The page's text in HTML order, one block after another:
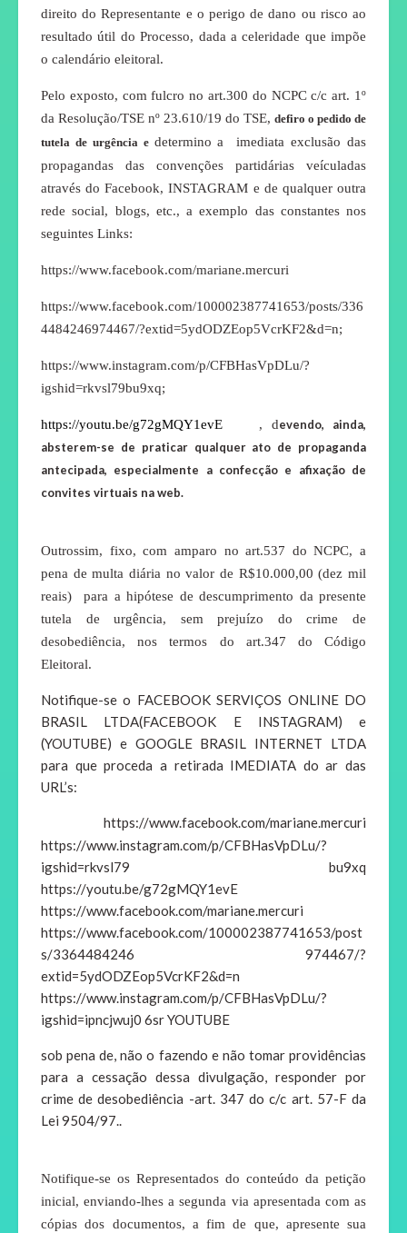
direito do Representante e o perigo de dano ou risco ao
resultado útil do Processo, dada a celeridade que impõe
o calendário eleitoral.
Pelo exposto, com fulcro no art.300 do NCPC c/c art. 1º
da Resolução/TSE nº 23.610/19 do TSE, defiro o pedido de
tutela de urgência e determino a imediata exclusão das
propagandas das convenções partidárias veículadas
através do Facebook, INSTAGRAM e de qualquer outra
rede social, blogs, etc., a exemplo das constantes nos
seguintes Links:
https://www.facebook.com/mariane.mercuri
https://www.facebook.com/100002387741653/posts/336
4484246974467/?extid=5ydODZEop5VcrKF2&d=n;
https://www.instagram.com/p/CFBHasVpDLu/?
igshid=rkvsl79bu9xq;
https://youtu.be/g72gMQY1evE , devendo, ainda,
absterem-se de praticar qualquer ato de propaganda
antecipada, especialmente a confecção e afixação de
convites virtuais na web.
Outrossim, fixo, com amparo no art.537 do NCPC, a
pena de multa diária no valor de R$10.000,00 (dez mil
reais) para a hipótese de descumprimento da presente
tutela de urgência, sem prejuízo do crime de
desobediência, nos termos do art.347 do Código
Eleitoral.
Notifique-se o FACEBOOK SERVIÇOS ONLINE DO
BRASIL LTDA(FACEBOOK E INSTAGRAM) e
(YOUTUBE) e GOOGLE BRASIL INTERNET LTDA
para que proceda a retirada IMEDIATA do ar das
URL’s:
https://www.facebook.com/mariane.mercuri
https://www.instagram.com/p/CFBHasVpDLu/?
igshid=rkvsl79 bu9xq
https://youtu.be/g72gMQY1evE
https://www.facebook.com/mariane.mercuri
https://www.facebook.com/100002387741653/post
s/3364484246 974467/?
extid=5ydODZEop5VcrKF2&d=n
https://www.instagram.com/p/CFBHasVpDLu/?
igshid=ipncjwuj0 6sr YOUTUBE
sob pena de, não o fazendo e não tomar providências
para a cessação dessa divulgação, responder por
crime de desobediência -art. 347 do c/c art. 57-F da
Lei 9504/97..
Notifique-se os Representados do conteúdo da petição
inicial, enviando-lhes a segunda via apresentada com as
cópias dos documentos, a fim de que, apresente sua